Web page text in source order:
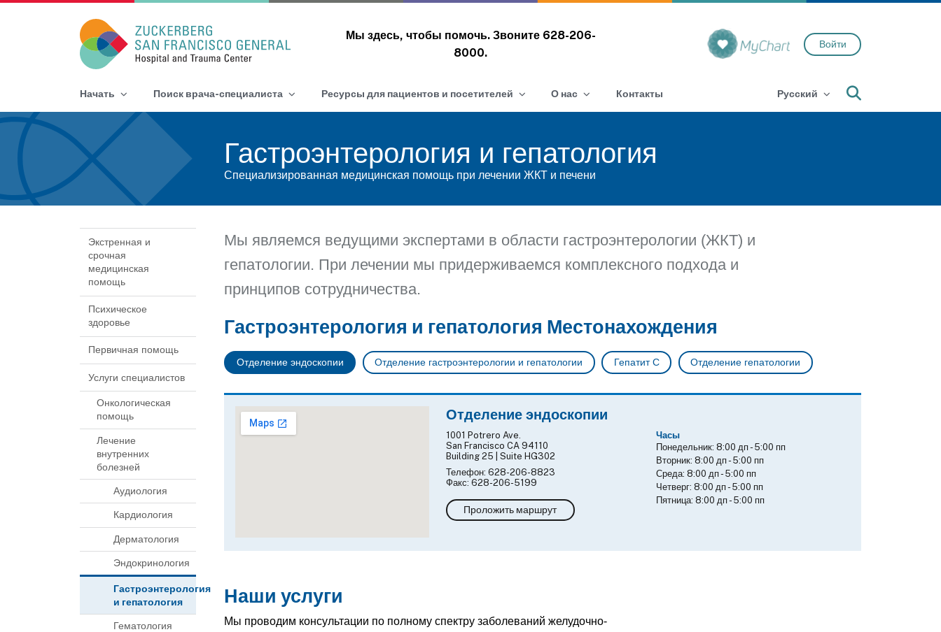
Skip to content
Main Navigation
Мы здесь, чтобы помочь. Звоните 628-206-
8000.
Войти
Начать Поиск врача-специалиста Ресурсы для пациентов и посетителей О нас Контакты Русский
Гастроэнтерология и гепатология
Специализированная медицинская помощь при лечении ЖКТ и печени
Экстренная и
срочная
медицинская
помощь
Психическое
здоровье
Первичная помощь
Услуги специалистов
Онкологическая
помощь
Лечение
внутренних
болезней
Аудиология
Кардиология
Дерматология
Эндокринология
Гастроэнтерология
и гепатология
Гематология
Мы являемся ведущими экспертами в области гастроэнтерологии (ЖКТ) и
гепатологии. При лечении мы придерживаемся комплексного подхода и
принципов сотрудничества.
Гастроэнтерология и гепатология Местонахождения
Отделение эндоскопии Отделение гастроэнтерологии и гепатологии Гепатит С Отделение гепатологии
Отделение эндоскопии
1001 Potrero Ave.
San Francisco CA 94110
Building 25 | Suite HG302
Телефон: 628-206-8823
Факс: 628-206-5199
Проложить маршрут
Часы
Понедельник:8:00 дп- 5:00 пп
Вторник:8:00 дп- 5:00 пп
Среда:8:00 дп- 5:00 пп
Четверг:8:00 дп- 5:00 пп
Пятница:8:00 дп- 5:00 пп
Наши услуги
Мы проводим консультации по полному спектру заболеваний желудочно-